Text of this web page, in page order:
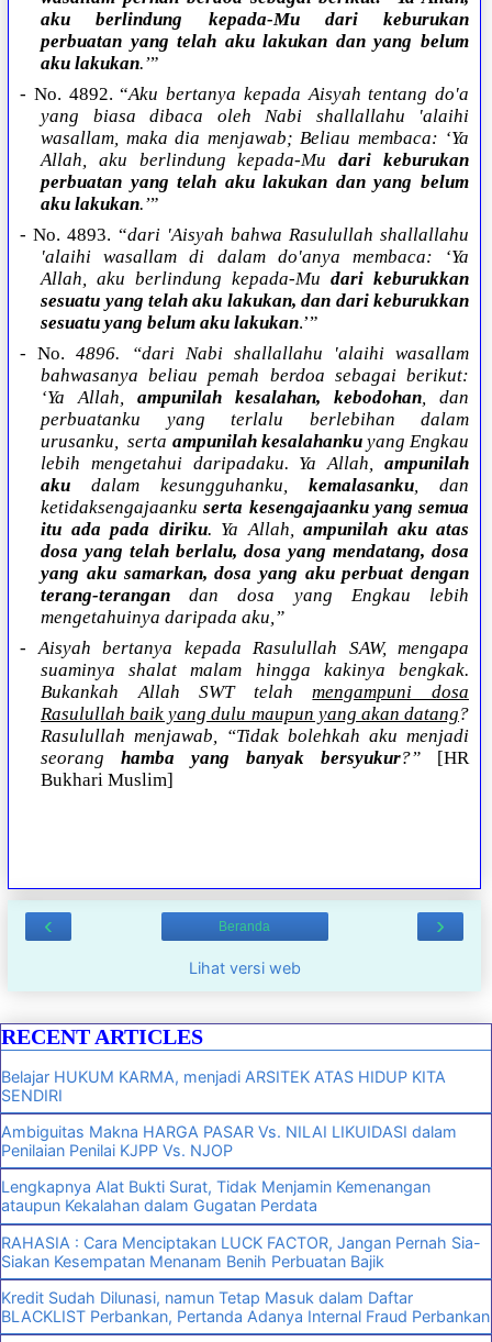
aku berlindung kepada-Mu dari keburukan
perbuatan yang telah aku lakukan dan yang belum
aku lakukan.’”
- No. 4892. “Aku bertanya kepada Aisyah tentang do'a
yang biasa dibaca oleh Nabi shallallahu 'alaihi
wasallam, maka dia menjawab; Beliau membaca: ‘Ya
Allah, aku berlindung kepada-Mudari keburukan
perbuatan yang telah aku lakukan dan yang belum
aku lakukan.’”
- No. 4893. “dari 'Aisyah bahwa Rasulullah shallallahu
'alaihi wasallam di dalam do'anya membaca: ‘Ya
Allah, aku berlindung kepada-Mudari keburukkan
sesuatu yang telah aku lakukan, dan dari keburukkan
sesuatu yang belum aku lakukan.’”
- No.4896. “dari Nabi shallallahu 'alaihi wasallam
bahwasanya beliau pemah berdoa sebagai berikut:
‘Ya Allah,ampunilah kesalahan, kebodohan , dan
perbuatanku yang terlalu berlebihan dalam
urusanku,
serta ampunilah kesalahankuyang Engkau
lebih mengetahui daripadaku. Ya Allah, ampunilah
aku dalam kesungguhanku,kemalasanku , dan
ketidaksengajaankuserta kesengajaanku yang semua
itu ada pada diriku. Ya Allah,ampunilah aku atas
dosa yang telah berlalu, dosa yang mendatang, dosa
yang aku samarkan, dosa yang aku perbuat dengan
terang-terangan dan dosa yang Engkau lebih
mengetahuinya daripada aku,”
- Aisyah bertanya kepada Rasulullah SAW, mengapa
suaminya shalat malam hingga kakinya bengkak.
Bukankah Allah SWT telahmengampuni dosa
Rasulullah baik yang dulu maupun yang akan datang?
Rasulullah menjawab, “Tidak bolehkah aku menjadi
seoranghamba yang banyak bersyukur?” [HR
Bukhari Muslim]
‹ ›
Beranda
Lihat versi web
RECENT ARTICLES
Belajar HUKUM KARMA, menjadi ARSITEK ATAS HIDUP KITA
SENDIRI
Ambiguitas Makna HARGA PASAR Vs. NILAI LIKUIDASI dalam
Penilaian Penilai KJPP Vs. NJOP
Lengkapnya Alat Bukti Surat, Tidak Menjamin Kemenangan
ataupun Kekalahan dalam Gugatan Perdata
RAHASIA : Cara Menciptakan LUCK FACTOR, Jangan Pernah Sia-
Siakan Kesempatan Menanam Benih Perbuatan Bajik
Kredit Sudah Dilunasi, namun Tetap Masuk dalam Daftar
BLACKLIST Perbankan, Pertanda Adanya Internal Fraud Perbankan